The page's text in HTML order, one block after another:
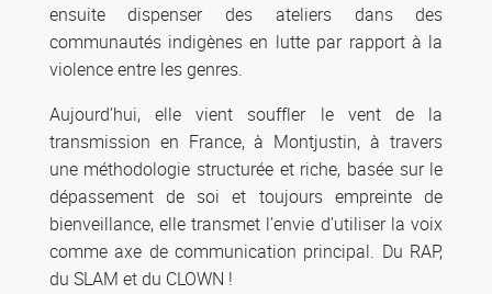
ensuite dispenser des ateliers dans des
communautés indigènes en lutte par rapport à la
violence entre les genres.
Aujourd’hui, elle vient souffler le vent de la
transmission en France, à Montjustin, à travers
une méthodologie structurée et riche, basée sur le
dépassement de soi et toujours empreinte de
bienveillance, elle transmet l’envie d’utiliser la voix
comme axe de communication principal. Du RAP,
du SLAM et du CLOWN !